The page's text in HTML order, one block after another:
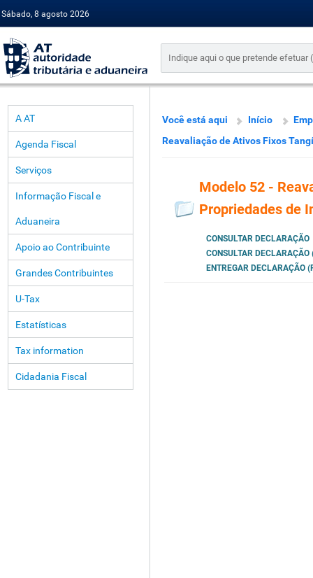
Sábado, 8 agosto 2026
A AT
Agenda Fiscal
Serviços
Informação Fiscal e
Aduaneira
Apoio ao Contribuinte
Grandes Contribuintes
U-Tax
Estatísticas
Tax information
Cidadania Fiscal
Você está aqui Início
Reavaliação de Ativos Fixos
Modelo 52 -
Propriedades de
CONSULTAR DECLARAÇÃO
CONSULTAR
ENTREGAR DECLARAÇÃO